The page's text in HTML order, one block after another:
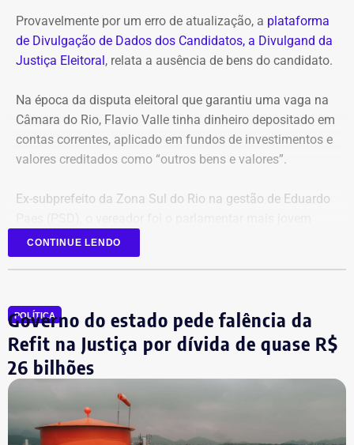
Provavelmente por um erro de atualização, a plataforma
de Divulgação de Dados dos Candidatos, a Divulgand da
Justiça Eleitoral, relata a ausência de bens do candidato.
Na época da disputa eleitoral que garantiu uma vaga na
Câmara do Rio, Flavio Valle tinha dinheiro depositado em
contas correntes, aplicado em fundos de investimentos e
valores creditados como “outros bens e valores”.
Ex-subprefeito da Zona Sul do Rio na gestão de Eduardo
eleito na última legislatura da Câmara e agora disputa,
pela primeira vez, o cargo de deputado estadual.
CONTINUE LENDO
POLÍTICA
Governo do estado pede falência da
Refit na Justiça por dívida de quase R$
26 bilhões